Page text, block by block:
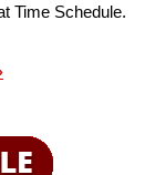
Time Schedule.